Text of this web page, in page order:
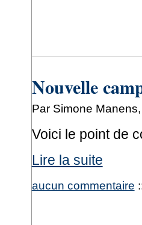
Nouvelle
Par Simone
Voici le point de
Lire la suite
aucun commentaire